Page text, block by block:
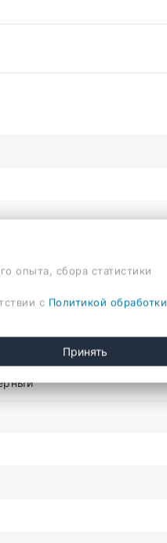
опыта, сбора статистики
с Политикой обработки
Принять